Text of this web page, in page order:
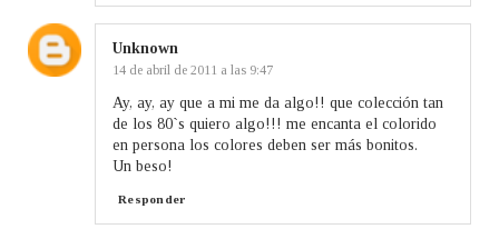
Unknown
14 de abril de 2011 a las 9:47
Ay, ay, ay que a mi me da algo!! que colección tan
de los 80`s quiero algo!!! me encanta el colorido
en persona los colores deben ser más bonitos.
Un beso!
Responder